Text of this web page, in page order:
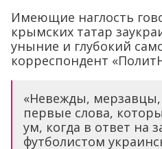
Имеющие наглость
крымских татар
уныние и глубокий
корреспондент
«Невежды,
первые слова,
ум, когда в ответ на
футболистом